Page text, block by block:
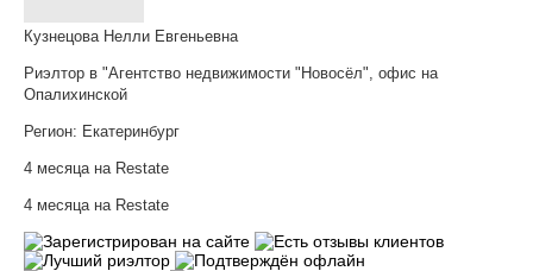
Кузнецова Нелли Евгеньевна
Риэлтор в "Агентство недвижимости "Новосёл", офис на
Опалихинской
Регион: Екатеринбург
4 месяца на Restate
4 месяца на Restate